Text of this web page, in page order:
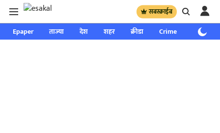
सबस्क्राईब
Epaper ताज्या देश शहर क्रीडा Crime साप्ताहिक